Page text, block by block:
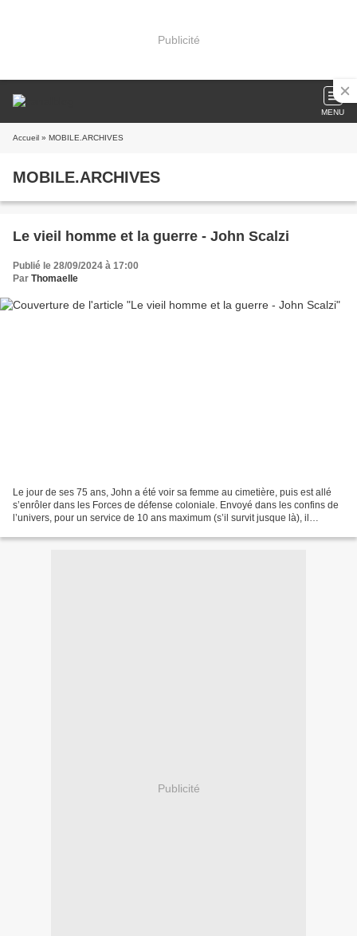
Publicité
MENU
Accueil » MOBILE.ARCHIVES
MOBILE.ARCHIVES
Le vieil homme et la guerre - John Scalzi
Publié le 28/09/2024 à 17:00
Par Thomaelle
Le jour de ses 75 ans, John a été voir sa femme au cimetière, puis est allé
s’enrôler dans les Forces de défense coloniale. Envoyé dans les confins de
l’univers, pour un service de 10 ans maximum (s’il survit jusque là), il
Publicité